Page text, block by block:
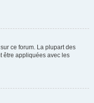
ce forum. La plupart des
être appliquées avec les